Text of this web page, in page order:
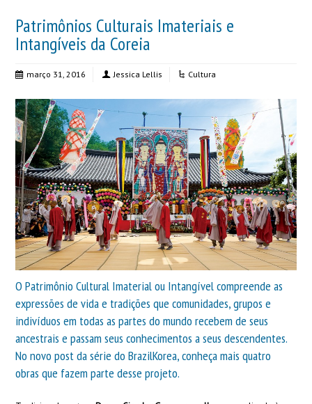
Patrimônios Culturais Imateriais e
Intangíveis da Coreia
março 31, 2016 Jessica Lellis Cultura
O Patrimônio Cultural Imaterial ou Intangível compreende as
expressões de vida e tradições que comunidades, grupos e
indivíduos em todas as partes do mundo recebem de seus
ancestrais e passam seus conhecimentos a seus descendentes.
No novo post da série do BrazilKorea, conheça mais quatro
obras que fazem parte desse projeto.